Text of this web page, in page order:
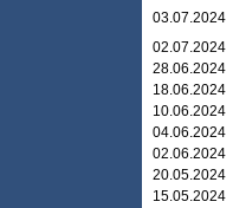
03.07.2024
02.07.2024
28.06.2024
18.06.2024
10.06.2024
04.06.2024
02.06.2024
20.05.2024
15.05.2024